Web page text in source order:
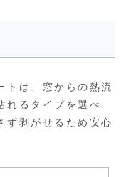
トは、窓からの熱流
れるタイプを選べ
ず剥がせるため安心